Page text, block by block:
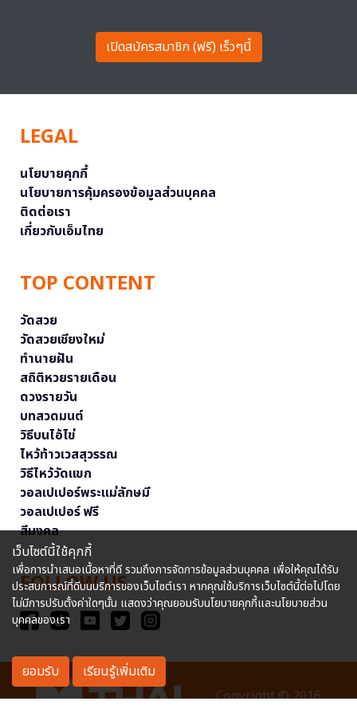
เปิดสมัครสมาชิก (ฟรี) เร็วๆนี้
LEGAL
นโยบายคุกกี้
นโยบายการคุ้มครองข้อมูลส่วนบุคคล
ติดต่อเรา
เกี่ยวกับเอ็มไทย
TOP CONTENT
วัดสวย
วัดสวยเชียงใหม่
ทำนายฝัน
สถิติหวยรายเดือน
ดวงรายวัน
บทสวดมนต์
วิธีบนไอ้ไข่
ไหว้ท้าวเวสสุวรรณ
วิธีไหว้วัดแขก
วอลเปเปอร์พระแม่ลักษมี
วอลเปเปอร์ ฟรี
สีมงคล
FOLLOW US
Copyright © 2016
เว็บไซต์นี้ใช้คุกกี้
เพื่อการนำเสนอเนื้อหาที่ดี รวมถึงการจัดการข้อมูลส่วนบุคคล เพื่อให้คุณได้รับ
ประสบการณ์ที่ดีบนบริการของเว็บไซต์เรา หากคุณใช้บริการเว็บไซต์นี้ต่อไปโดย
ไม่มีการปรับตั้งค่าใดๆนั้น แสดงว่าคุณยอมรับนโยบายคุกกี้และนโยบายส่วน
บุคคลของเรา
ยอมรับ เรียนรู้เพิ่มเติม